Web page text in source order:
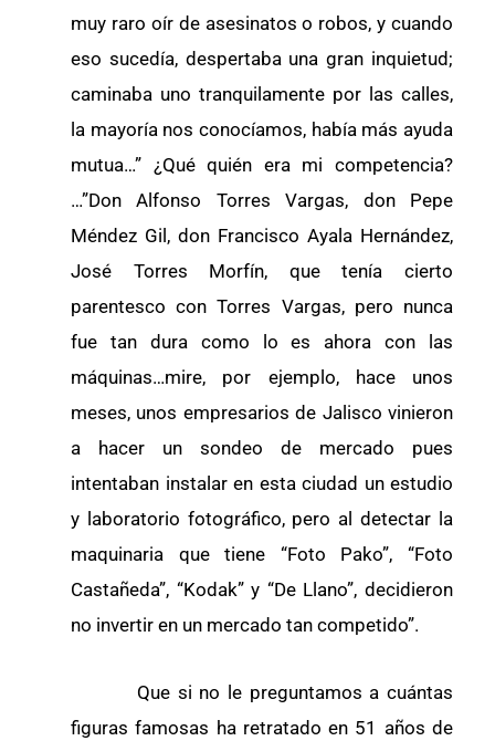
muy raro oír de asesinatos o robos, y cuando
eso sucedía, despertaba una gran inquietud;
caminaba uno tranquilamente por las calles,
la mayoría nos conocíamos, había más ayuda
mutua…” ¿Qué quién era mi competencia?
…”Don Alfonso Torres Vargas, don Pepe
Méndez Gil, don Francisco Ayala Hernández,
José Torres Morfín, que tenía cierto
parentesco con Torres Vargas, pero nunca
fue tan dura como lo es ahora con las
máquinas…mire, por ejemplo, hace unos
meses, unos empresarios de Jalisco vinieron
a hacer un sondeo de mercado pues
intentaban instalar en esta ciudad un estudio
y laboratorio fotográfico, pero al detectar la
maquinaria que tiene “Foto Pako”, “Foto
Castañeda”, “Kodak” y “De Llano”, decidieron
no invertir en un mercado tan competido”.
Que si no le preguntamos a cuántas
figuras famosas ha retratado en 51 años de